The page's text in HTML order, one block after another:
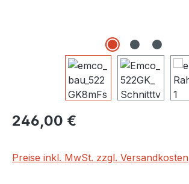
Regulärer Preis:
246,00 €
Preise inkl. MwSt. zzgl. Versandkosten